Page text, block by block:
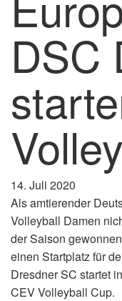
DSC
14. Juli 2020
Als amtierender
Volleyball Damen
der Saison
einen Startplatz für
Dresdner SC startet
CEV Volleyball Cup.